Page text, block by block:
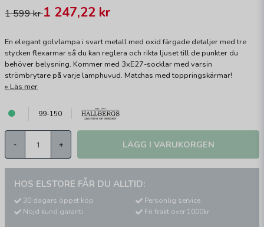
1 599 kr1 247,22 kr
En elegant golvlampa i svart metall med oxid färgade detaljer med tre
stycken flexarmar så du kan reglera och rikta ljuset till de punkter du
behöver belysning. Kommer med 3xE27-socklar med varsin
strömbrytare på varje lamphuvud. Matchas med toppringskärmar!
Läs mer
99-150
- + LÄGG I VARUKORGEN
HOS ELSTORE FÅR DU ALLTID:
30 dagars öppet köp
Nöjd kund garanti
Personlig service
Fri frakt över 1000kr